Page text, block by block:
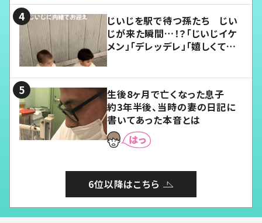
じいじを駅で待つ孫たち じい
じが来た瞬間…！？「じいじイケ
メン」「デレッデレ」「嬉しくて可
生後8ヶ月で亡くなった息子
約3年半後、当時の妻の日記に
書いてあった本音とは
6位以降はこちら